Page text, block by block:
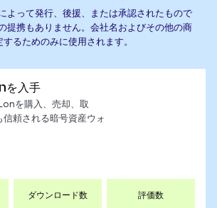
よって発行、後援、または承認されたもので
提携もありません。会社名およびその他の商
るためのみに使用されます。
を入手
を購入、売却、取
信頼される暗号資産ウォ
ダウンロード数 評価数